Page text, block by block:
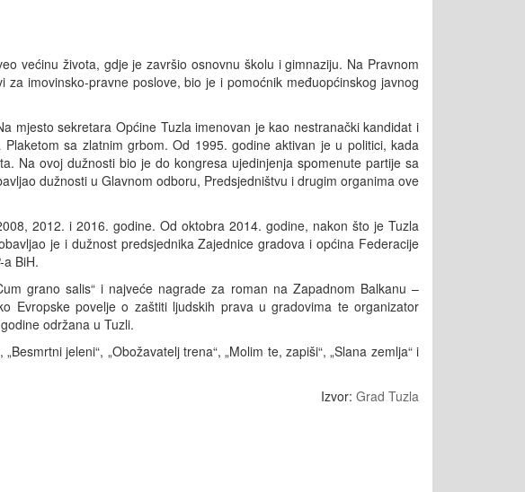
većinu života, gdje je završio osnovnu školu i gimnaziju. Na Pravnom
imovinsko-pravne poslove, bio je i pomoćnik međuopćinskog javnog
mjesto sekretara Općine Tuzla imenovan je kao nestranački kandidat i
sa zlatnim grbom. Od 1995. godine aktivan je u politici, kada
Na ovoj dužnosti bio je do kongresa ujedinjenja spomenute partije sa
dužnosti u Glavnom odboru, Predsjedništvu i drugim organima ove
2012. i 2016. godine. Od oktobra 2014. godine, nakon što je Tuzla
je i dužnost predsjednika Zajednice gradova i općina Federacije
BiH.
grano salis“ i najveće nagrade za roman na Zapadnom Balkanu –
Evropske povelje o zaštiti ljudskih prava u gradovima te organizator
održana u Tuzli.
jeleni“, „Obožavatelj trena“, „Molim te, zapiši“, „Slana zemlja“ i
Izvor: Grad Tuzla